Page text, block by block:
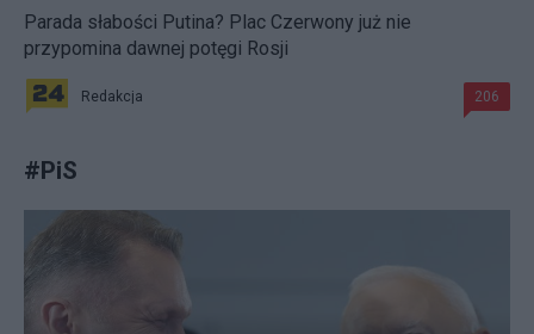
Parada słabości Putina? Plac Czerwony już nie
przypomina dawnej potęgi Rosji
Redakcja 206
#PiS